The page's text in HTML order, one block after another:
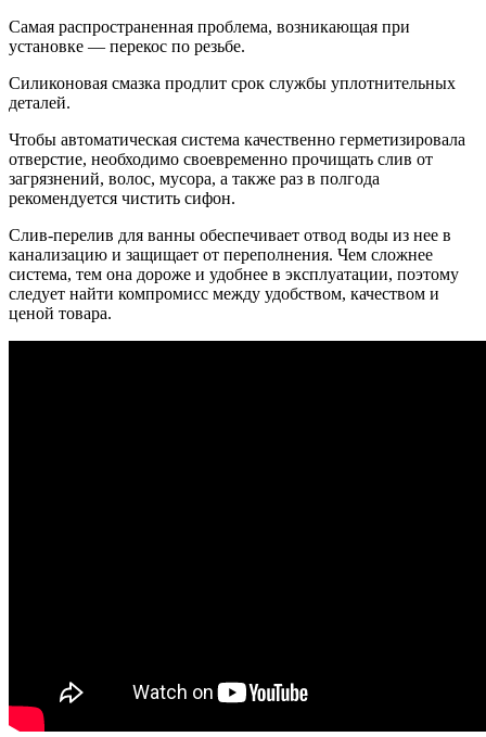
Самая распространенная проблема, возникающая при
установке — перекос по резьбе.
Силиконовая смазка продлит срок службы уплотнительных
деталей.
Чтобы автоматическая система качественно герметизировала
отверстие, необходимо своевременно прочищать слив от
загрязнений, волос, мусора, а также раз в полгода
рекомендуется чистить сифон.
Слив-перелив для ванны обеспечивает отвод воды из нее в
канализацию и защищает от переполнения. Чем сложнее
система, тем она дороже и удобнее в эксплуатации, поэтому
следует найти компромисс между удобством, качеством и
ценой товара.